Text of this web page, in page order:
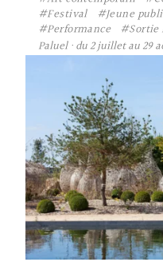
#Festival
#Jeune
#Performance
#Sortie
Paluel · du 2 juillet au 29